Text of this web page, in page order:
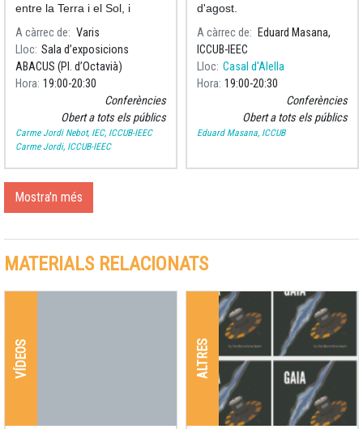
entre la Terra i el Sol, i
cobreix totalment o
parcialment el disc solar.
A càrrec de
Varis
Lloc Sala d’exposicions
ABACUS (Pl. d’Octavià)
Hora 19:00 20:30
Conferències
Obert a tots els públics
Carme Jordi Nebot, IEC, ICCUB-IEEC
Carme Jordi, ICCUB-IEEC
d'agost.
A càrrec de
Eduard Masana,
ICCUB-IEEC
Lloc Casal d'Alella
Hora 19:00 20:30
Conferències
Obert a tots els públics
Eduard Masana, ICCUB
Mostra'n més
MATERIALS RELACIONATS
VÍDEOS ALTRES